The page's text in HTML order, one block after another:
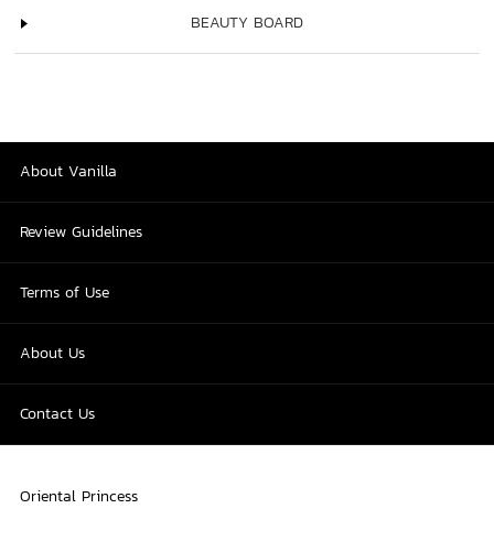
BEAUTY BOARD
About Vanilla
Review Guidelines
Terms of Use
About Us
Contact Us
Oriental Princess